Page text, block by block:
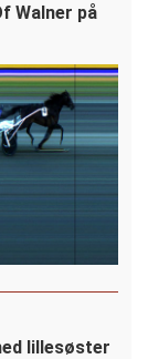
Walner på
lillesøster